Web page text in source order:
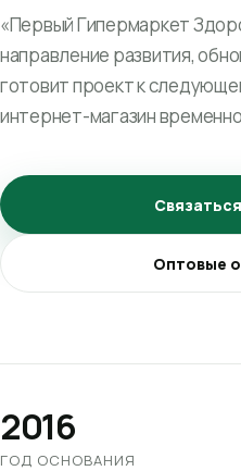
«Первый Гипермаркет
направление развития,
готовит проект к
интернет-магазин
Оптовые
2016
ГОД ОСНОВАНИЯ